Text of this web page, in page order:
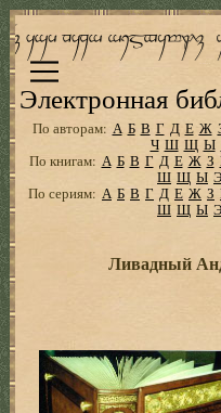
Электронная
По авторам: А Б В Г Д Е Ж
Ч Ш Щ Ы
По книгам: А Б В Г Д Е Ж З
Ш Щ Ы Э
По сериям: А Б В Г Д Е Ж З
Ш Щ Ы Э
Ливадный